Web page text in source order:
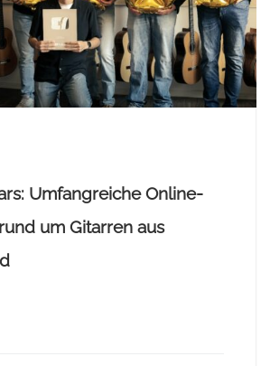
Umfangreiche Online-
um Gitarren aus